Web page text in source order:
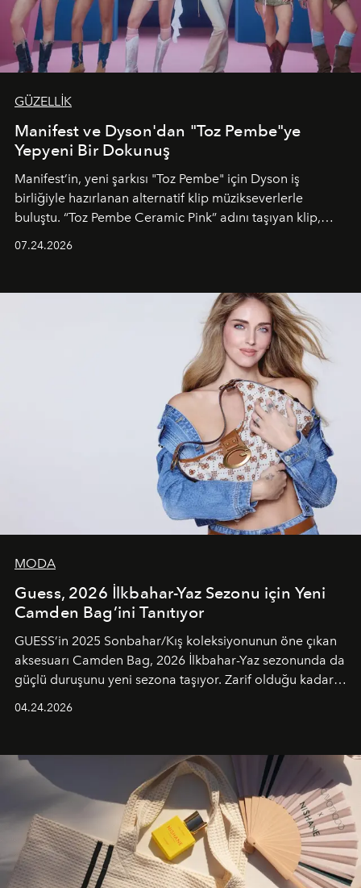
GÜZELLİK
Manifest ve Dyson'dan "Toz Pembe"ye
Yepyeni Bir Dokunuş
Manifest’in, yeni şarkısı "Toz Pembe" için Dyson iş
birliğiyle hazırlanan alternatif klip müzikseverlerle
buluştu. “Toz Pembe Ceramic Pink” adını taşıyan klip,
unsurlarından biri olarak öne çıkıyor.
07.24.2026
MODA
Guess, 2026 İlkbahar-Yaz Sezonu için Yeni
Camden Bag’ini Tanıtıyor
GUESS’in 2025 Sonbahar/Kış koleksiyonunun öne çıkan
aksesuarı Camden Bag, 2026 İlkbahar-Yaz sezonunda da
güçlü duruşunu yeni sezona taşıyor. Zarif olduğu kadar
04.24.2026